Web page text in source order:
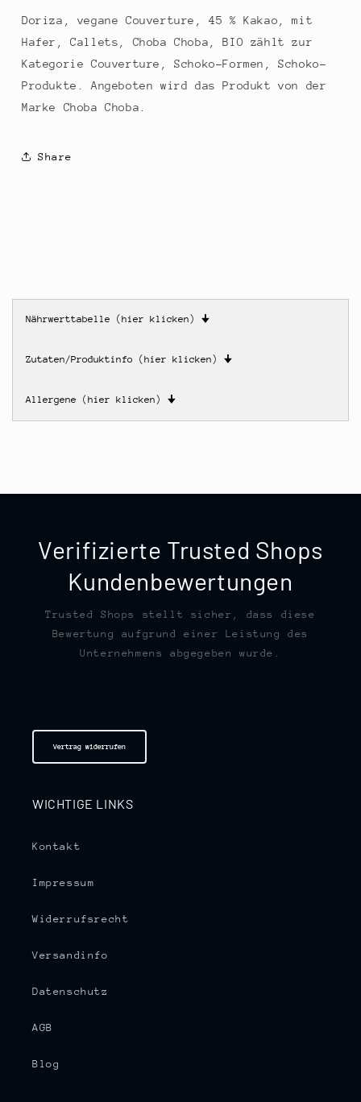
Doriza, vegane Couverture, 45 % Kakao, mit
Hafer, Callets, Choba Choba, BIO zählt zur
Kategorie Couverture, Schoko-Formen, Schoko-
Produkte. Angeboten wird das Produkt von der
Marke Choba Choba.
Share
Nährwerttabelle (hier klicken) 🠋
Zutaten/Produktinfo (hier klicken) 🠋
Allergene (hier klicken) 🠋
Verifizierte Trusted Shops
Kundenbewertungen
Trusted Shops stellt sicher, dass diese
Bewertung aufgrund einer Leistung des
Unternehmens abgegeben wurde.
Vertrag widerrufen
WICHTIGE LINKS
Kontakt
Impressum
Widerrufsrecht
Versandinfo
Datenschutz
AGB
Blog